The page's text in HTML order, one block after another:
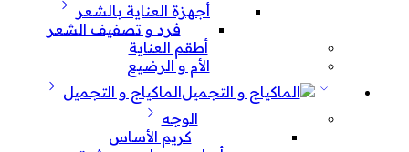
أجهزة العناية بالشعر
فرد و تصفيف الشعر
أطقم العناية
الأم و الرضيع
الماكياج و التجميل
الوجه
كريم الأساس